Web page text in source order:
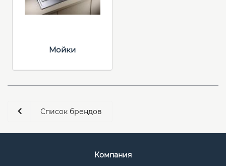
Мойки
Список брендов
Компания